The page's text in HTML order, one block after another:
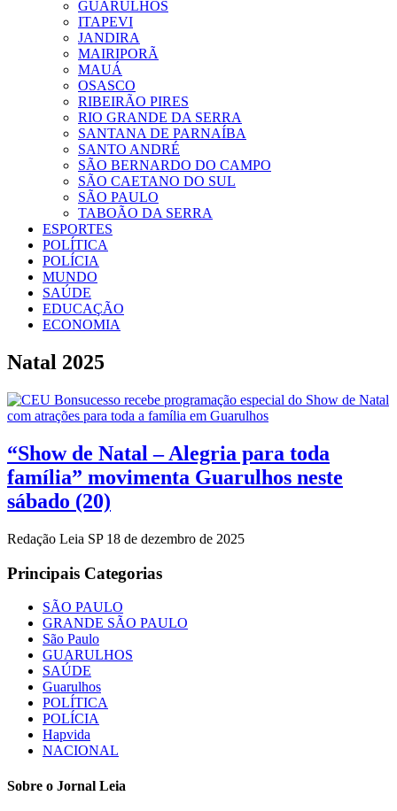
GUARULHOS
ITAPEVI
JANDIRA
MAIRIPORÃ
MAUÁ
OSASCO
RIBEIRÃO PIRES
RIO GRANDE DA SERRA
SANTANA DE PARNAÍBA
SANTO ANDRÉ
SÃO BERNARDO DO CAMPO
SÃO CAETANO DO SUL
SÃO PAULO
TABOÃO DA SERRA
ESPORTES
POLÍTICA
POLÍCIA
MUNDO
SAÚDE
EDUCAÇÃO
ECONOMIA
Natal 2025
“Show de Natal – Alegria para toda
família” movimenta Guarulhos neste
sábado (20)
Redação Leia SP 18 de dezembro de 2025
Principais Categorias
SÃO PAULO
GRANDE SÃO PAULO
São Paulo
GUARULHOS
SAÚDE
Guarulhos
POLÍTICA
POLÍCIA
Hapvida
NACIONAL
Sobre o Jornal Leia